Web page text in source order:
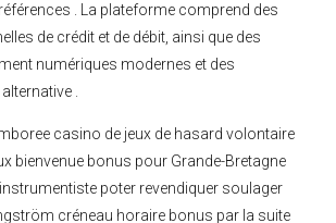
. La plateforme comprend des
de crédit et de débit, ainsi que des
numériques modernes et des
.
casino de jeux de hasard volontaire
bienvenue bonus pour Grande-Bretagne
poter revendiquer soulager
créneau horaire bonus par la suite